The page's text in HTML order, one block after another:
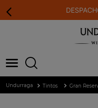
Tintos Gran